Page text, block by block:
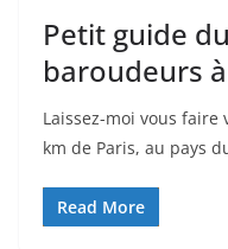
Petit guide
baroudeurs
Laissez-moi vous faire
km de Paris, au pays
Read More